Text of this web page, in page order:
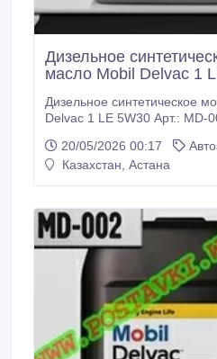
Дизельное
масло Mobil Delvac 1
Дизельное синтетическое
Delvac 1 LE 5W30 Арт.: MD-
– полностью синтетическое
высочайшими
системы очистки выхлопных газов,
же время возможность
интервалов и
для современных дизельных
двигатели, оснащенные фильтрами твердых частиц
20/05/2026 00:17
Казахстан, Астана